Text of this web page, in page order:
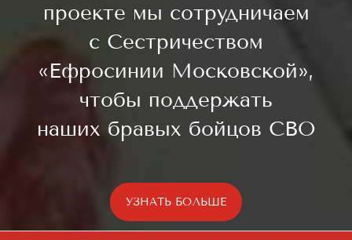
проекте мы сотрудничаем
с Сестричеством
«Ефросинии Московской»,
чтобы поддержать
наших бравых бойцов СВО
УЗНАТЬ БОЛЬШЕ